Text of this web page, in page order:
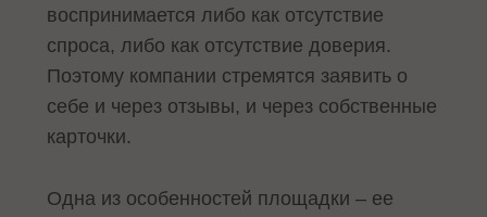
воспринимается либо как отсутствие
спроса, либо как отсутствие доверия.
Поэтому компании стремятся заявить о
себе и через отзывы, и через собственные
карточки.
Одна из особенностей площадки – ее